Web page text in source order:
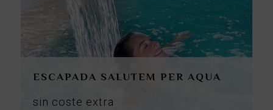
ESCAPADA SALUTEM PER AQUA
sin coste extra